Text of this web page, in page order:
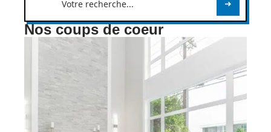
Nos coups de coeur